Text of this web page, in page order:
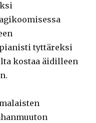
tyttäreksi
kostaa äidilleen